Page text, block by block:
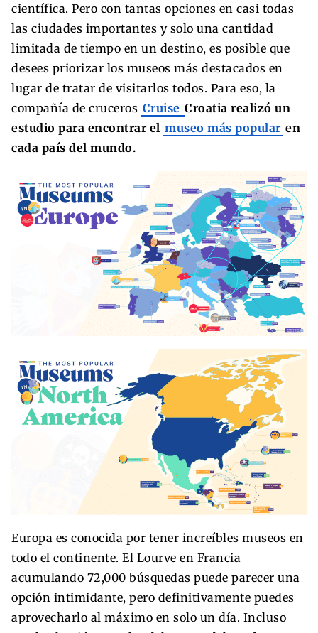
científica. Pero con tantas opciones en casi todas
las ciudades importantes y solo una cantidad
limitada de tiempo en un destino, es posible que
desees priorizar los museos más destacados en
lugar de tratar de visitarlos todos. Para eso, la
compañía de cruceros Cruise Croatia realizó un
estudio para encontrar el museo más popular en
cada país del mundo.
Europa es conocida por tener increíbles museos en
todo el continente. El Lourve en Francia
acumulando 72,000 búsquedas puede parecer una
opción intimidante, pero definitivamente puedes
aprovecharlo al máximo en solo un día. Incluso